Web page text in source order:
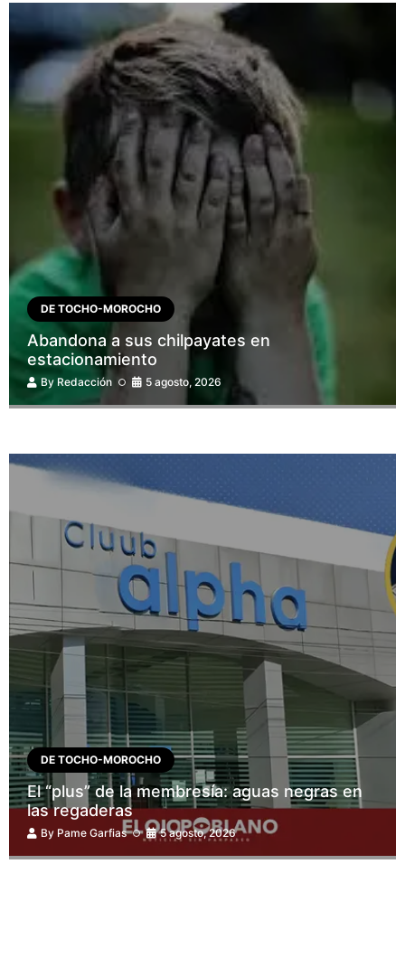
DE TOCHO-MOROCHO
Abandona a sus chilpayates en
estacionamiento
By Redacción 5 agosto, 2026
DE TOCHO-MOROCHO
El “plus” de la membresía: aguas negras en
las regaderas
By Pame Garfias 5 agosto, 2026